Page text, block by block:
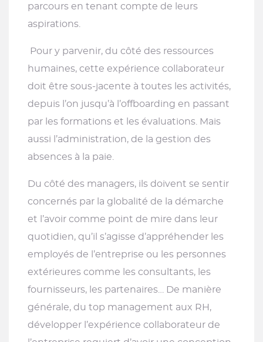
parcours en tenant compte de leurs
aspirations.
Pour y parvenir, du côté des ressources
humaines, cette expérience collaborateur
doit être sous-jacente à toutes les activités,
depuis l’on jusqu’à l’offboarding en passant
par les formations et les évaluations. Mais
aussi l’administration, de la gestion des
absences à la paie.
Du côté des managers, ils doivent se sentir
concernés par la globalité de la démarche
et l’avoir comme point de mire dans leur
quotidien, qu’il s’agisse d’appréhender les
employés de l’entreprise ou les personnes
extérieures comme les consultants, les
fournisseurs, les partenaires… De manière
générale, du top management aux RH,
développer l’expérience collaborateur de